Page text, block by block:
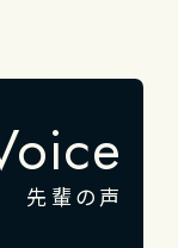
先輩の声